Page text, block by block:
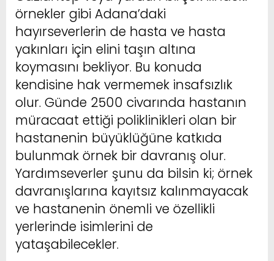
örnekler gibi Adana’daki
hayırseverlerin de hasta ve hasta
yakınları için elini taşın altına
koymasını bekliyor. Bu konuda
kendisine hak vermemek insafsızlık
olur. Günde 2500 civarında hastanın
müracaat ettiği poliklinikleri olan bir
hastanenin büyüklüğüne katkıda
bulunmak örnek bir davranış olur.
Yardımseverler şunu da bilsin ki; örnek
davranışlarına kayıtsız kalınmayacak
ve hastanenin önemli ve özellikli
yerlerinde isimlerini de
yataşabilecekler.